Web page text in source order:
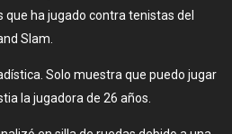
que ha jugado contra tenistas del
Slam.
Solo muestra que puedo jugar
la jugadora de 26 años.